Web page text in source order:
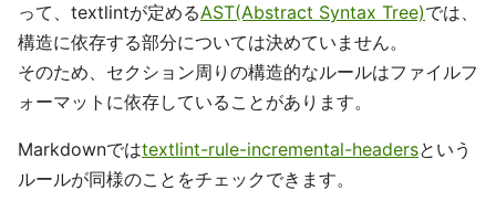
って、textlintが定めるAST(Abstract Syntax Tree)では、
構造に依存する部分については決めていません。
そのため、セクション周りの構造的なルールはファイルフ
ォーマットに依存していることがあります。
Markdownではtextlint-rule-incremental-headersという
ルールが同様のことをチェックできます。